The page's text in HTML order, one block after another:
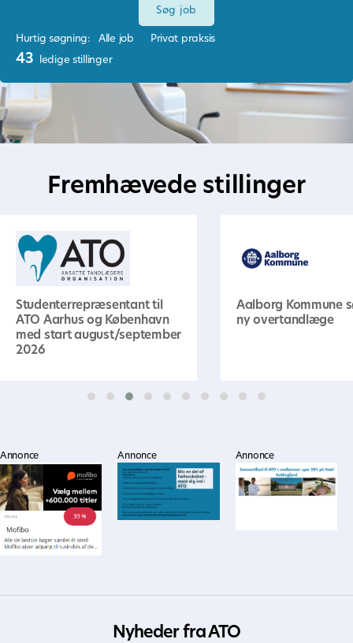
Hurtig søgning:Alle job Privat praksis
43 ledige stillinger
Fremhævede stillinger
Studenterrepræsentant til
ATO Aarhus og København
med start august/september
2026
Aalborg Kommune
ny overtandlæge
Annonce Annonce Annonce
Nyheder fra ATO